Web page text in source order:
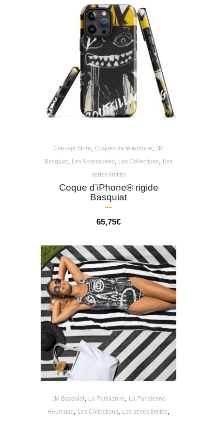
Concept Store Coques de téléphone
JM
Basquiat
Les Accessoires Les Collections
Les
séries limités
Coque d’iPhone® rigide
Basquiat
65,75€
JM Basquiat, La Parisienne
La Parisienne
Heureuse
Les Collections Les séries limités